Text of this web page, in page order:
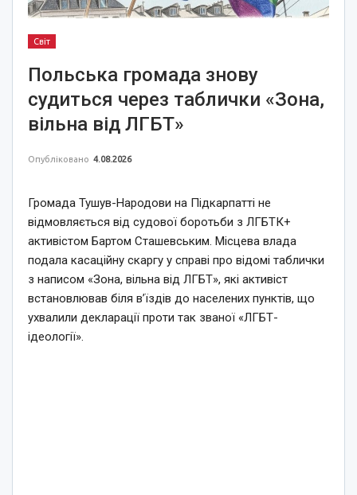
Світ
Польська громада знову
судиться через таблички «Зона,
вільна від ЛГБТ»
Опубліковано 4.08.2026
Громада Тушув-Народови на Підкарпатті не
відмовляється від судової боротьби з ЛГБТК+
активістом Бартом Сташевським. Місцева влада
подала касаційну скаргу у справі про відомі таблички
з написом «Зона, вільна від ЛГБТ», які активіст
встановлював біля в’їздів до населених пунктів, що
ухвалили декларації проти так званої «ЛГБТ-
ідеології».